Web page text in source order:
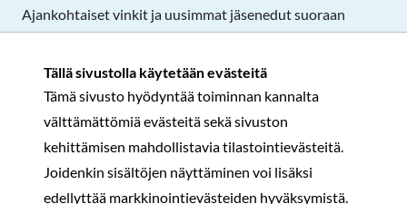
Tällä sivustolla käytetään evästeitä
Tämä sivusto hyödyntää toiminnan kannalta
välttämättömiä evästeitä sekä sivuston
kehittämisen mahdollistavia tilastointievästeitä.
Joidenkin sisältöjen näyttäminen voi lisäksi
edellyttää markkinointievästeiden hyväksymistä.
Ajankohtaiset vinkit ja uusimmat jäsenedut suoraan